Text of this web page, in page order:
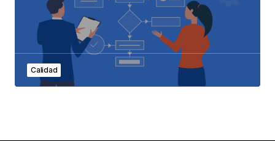
Calidad